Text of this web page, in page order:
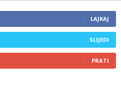
LAJKAJ
SLIJEDI
PRATI